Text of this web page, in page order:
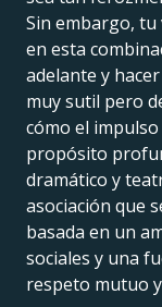
Sin embargo, tu
en esta
adelante y hacer
muy sutil pero
cómo el
propósito
dramático y
asociación que
basada en un
sociales y una
respeto mutuo